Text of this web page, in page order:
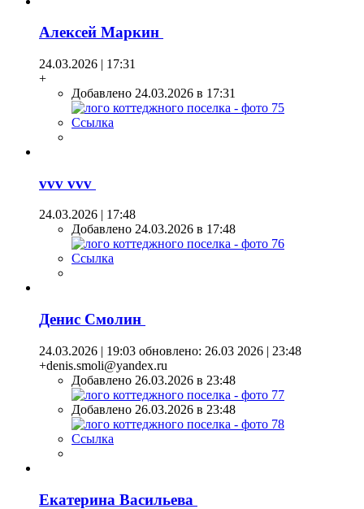
Алексей Маркин
24.03.2026 | 17:31
+
Добавлено 24.03.2026 в 17:31
Ссылка
vvv vvv
24.03.2026 | 17:48
Добавлено 24.03.2026 в 17:48
Ссылка
Денис Смолин
24.03.2026 | 19:03 обновлено: 26.03 2026 | 23:48
+denis.smoli@yandex.ru
Добавлено 26.03.2026 в 23:48
Добавлено 26.03.2026 в 23:48
Ссылка
Екатерина Васильева